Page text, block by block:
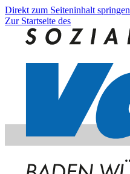
Direkt zum Seiteninhalt springen
Zur Startseite des